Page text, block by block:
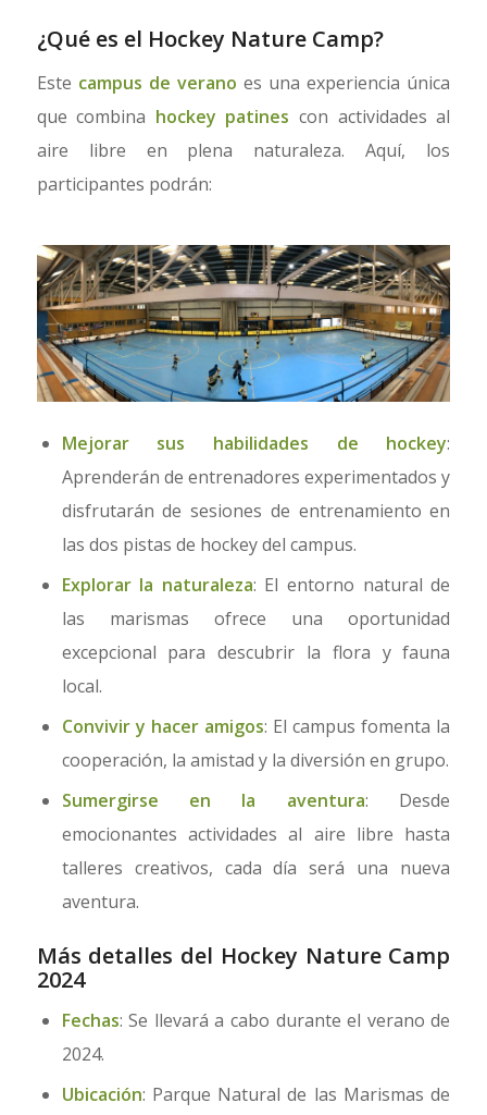
¿Qué es el Hockey Nature Camp?
Este campus de veranoes una experiencia única
que combina hockey patines con actividades al
aire libre en plena naturaleza. Aquí, los
participantes podrán:
Mejorar sus habilidades de hockey:
Aprenderán de entrenadores experimentados y
disfrutarán de sesiones de entrenamiento en
las dos pistas de hockey del campus.
Explorar la naturaleza: El entorno natural de
las marismas ofrece una oportunidad
excepcional para descubrir la flora y fauna
local.
Convivir y hacer amigos: El campus fomenta la
cooperación, la amistad y la diversión en grupo.
Sumergirse en la aventura: Desde
emocionantes actividades al aire libre hasta
talleres creativos, cada día será una nueva
aventura.
Más detalles del Hockey Nature Camp
2024
Fechas: Se llevará a cabo durante el verano de
2024.
Ubicación: Parque Natural de las Marismas de